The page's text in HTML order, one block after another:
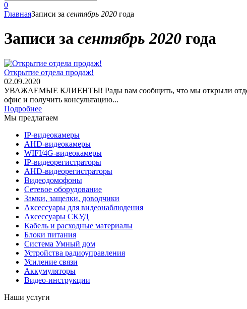
0
ГлавнаяЗаписи за сентябрь 2020 года
Записи за сентябрь 2020 года
Открытие отдела продаж!
02.09.2020
УВАЖАЕМЫЕ КЛИЕНТЫ! Рады вам сообщить, что мы открыли отдел
офис и получить консультацию...
Подробнее
Мы предлагаем
IP-видеокамеры
AHD-видеокамеры
WIFI/4G-видеокамеры
IP-видеорегистраторы
AHD-видеорегистраторы
Видеодомофоны
Сетевое оборудование
Замки, защелки, доводчики
Аксессуары для видеонаблюдения
Аксессуары СКУД
Кабель и расходные материалы
Блоки питания
Система Умный дом
Устройства радиоуправления
Усиление связи
Аккумуляторы
Видео-инструкции
Наши услуги